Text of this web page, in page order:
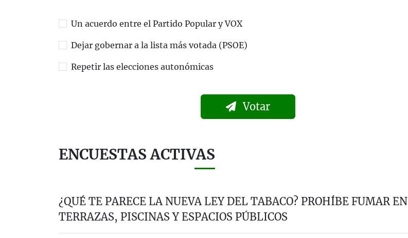
Un acuerdo entre el Partido Popular y VOX
Dejar gobernar a la lista más votada (PSOE)
Repetir las elecciones autonómicas
Votar
ENCUESTAS ACTIVAS
¿QUÉ TE PARECE LA NUEVA LEY DEL TABACO? PROHÍBE FUMAR EN
TERRAZAS, PISCINAS Y ESPACIOS PÚBLICOS